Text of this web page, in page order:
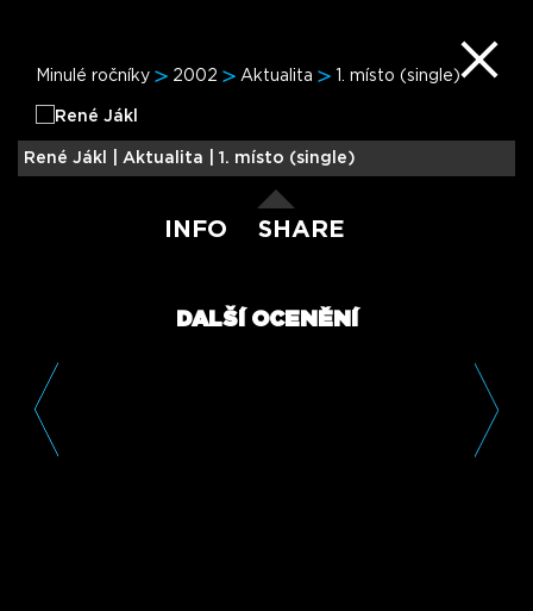
Minulé ročníky 2002 Aktualita 1. místo (single)
René Jákl | Aktualita | 1. místo (single)
INFO SHARE
DALŠÍ OCENĚNÍ